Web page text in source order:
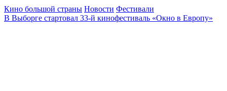
Кино большой страны Новости Фестивали
В Выборге стартовал 33-й кинофестиваль «Окно в Европу»